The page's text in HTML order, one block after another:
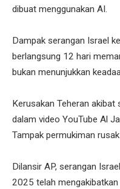
dibuat menggunakan AI.
Dampak serangan Israel
berlangsung 12 hari
bukan menunjukkan
Kerusakan Teheran akibat
dalam video YouTube Al
Tampak permukiman
Dilansir AP, serangan
2025 telah